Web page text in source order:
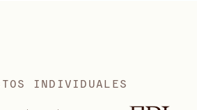
INDIVIDUALES